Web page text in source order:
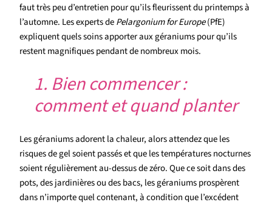
faut très peu d’entretien pour qu’ils fleurissent du printemps à
l’automne. Les experts dePelargonium for Europe(PfE)
expliquent quels soins apporter aux géraniums pour qu’ils
restent magnifiques pendant de nombreux mois.
1. Bien commencer :
comment et quand planter
Les géraniums adorent la chaleur, alors attendez que les
risques de gel soient passés et que les températures nocturnes
soient régulièrement au-dessus de zéro. Que ce soit dans des
pots, des jardinières ou des bacs, les géraniums prospèrent
dans n’importe quel contenant, à condition que l’excédent